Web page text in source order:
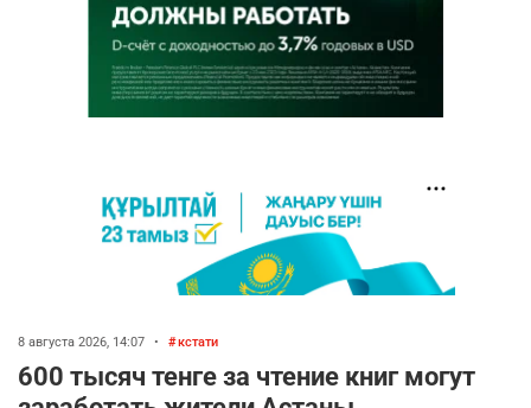
8 августа 2026, 14:07 • кстати
600 тысяч тенге за чтение книг могут